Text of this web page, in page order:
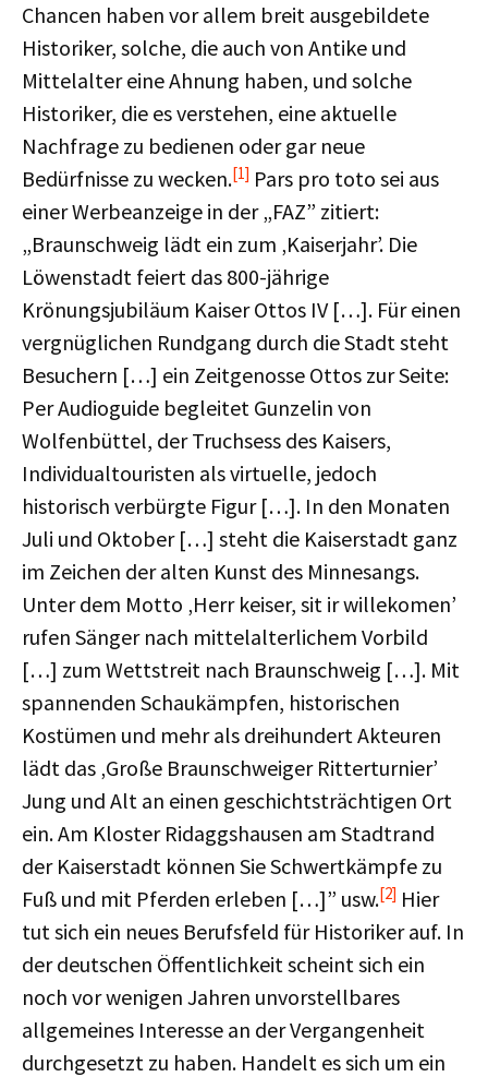
Chancen haben vor allem breit ausgebildete
Historiker, solche, die auch von Antike und
Mittelalter eine Ahnung haben, und solche
Historiker, die es verstehen, eine aktuelle
Nachfrage zu bedienen oder gar neue
Bedürfnisse zu wecken.[1] Pars pro toto sei aus
einer Werbeanzeige in der „FAZ” zitiert:
„Braunschweig lädt ein zum ‚Kaiserjahr’. Die
Löwenstadt feiert das 800-jährige
Krönungsjubiläum Kaiser Ottos IV […]. Für einen
vergnüglichen Rundgang durch die Stadt steht
Besuchern […] ein Zeitgenosse Ottos zur Seite:
Per Audioguide begleitet Gunzelin von
Wolfenbüttel, der Truchsess des Kaisers,
Individualtouristen als virtuelle, jedoch
historisch verbürgte Figur […]. In den Monaten
Juli und Oktober […] steht die Kaiserstadt ganz
im Zeichen der alten Kunst des Minnesangs.
Unter dem Motto ‚Herr keiser, sit ir willekomen’
rufen Sänger nach mittelalterlichem Vorbild
[…] zum Wettstreit nach Braunschweig […]. Mit
spannenden Schaukämpfen, historischen
Kostümen und mehr als dreihundert Akteuren
lädt das ‚Große Braunschweiger Ritterturnier’
Jung und Alt an einen geschichtsträchtigen Ort
ein. Am Kloster Ridaggshausen am Stadtrand
der Kaiserstadt können Sie Schwertkämpfe zu
Fuß und mit Pferden erleben […]” usw.[2] Hier
tut sich ein neues Berufsfeld für Historiker auf. In
der deutschen Öffentlichkeit scheint sich ein
noch vor wenigen Jahren unvorstellbares
allgemeines Interesse an der Vergangenheit
durchgesetzt zu haben. Handelt es sich um ein